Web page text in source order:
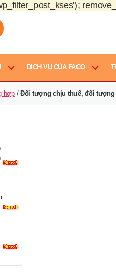
DỊCH VỤ CỦA FACO
hợp/ Đối tượng chịu thuế, đối